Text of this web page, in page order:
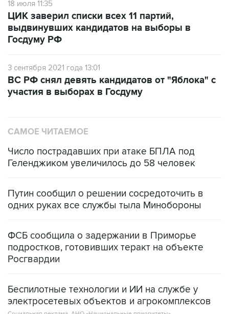
выдвинувших кандидатов на выборы в
Госдуму РФ
3 сентября 2021 года 13:01
участия в выборах в Госдуму
Число пострадавших при атаке БПЛА под
Путин сообщил о решении сосредоточить в
ФСБ сообщила о задержании в Приморье
Росгвардии
Беспилотные технологии и ИИ на службе у
Социальная реклама, АНО «Национальные приоритеты».
ИНН 7725383515 Erid: F7NfYUJCUneVdwcydK6A